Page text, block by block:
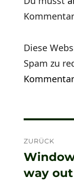
Diese
Spam zu
ZURÜCK
Vorheriger
Beitrag:
way out